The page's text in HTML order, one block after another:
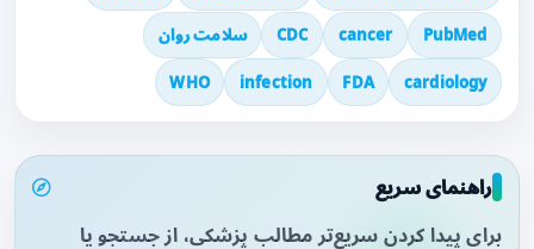
PubMed
cancer
CDC سلامت روان
cardiology
FDA
infection
WHO
راهنمای سریع
برای پیدا کردن سریع‌تر مطالب پزشکی، از جستجو یا